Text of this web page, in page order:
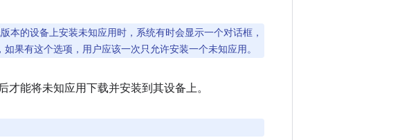
本的设备上安装未知应用时，系统有时会显示一个对话框，
果有这个选项，用户应该一次只允许安装一个未知应用。
能将未知应用下载并安装到其设备上。